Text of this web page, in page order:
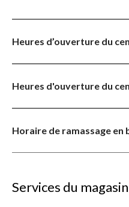
Heures d’ouverture du
Heures d'ouverture du
Horaire de ramassage en
Services du magasin